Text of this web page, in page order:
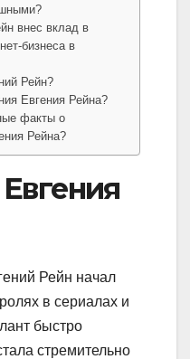
внес вклад в
бизнеса в
Рейн?
Евгения Рейна?
факты о
Рейна?
Рейн начал
в сериалах и
быстро
стремительно